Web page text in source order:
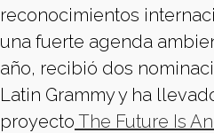
reconocimientos
una fuerte agenda
año, recibió dos
Latin Grammy y ha
proyecto The Future Is